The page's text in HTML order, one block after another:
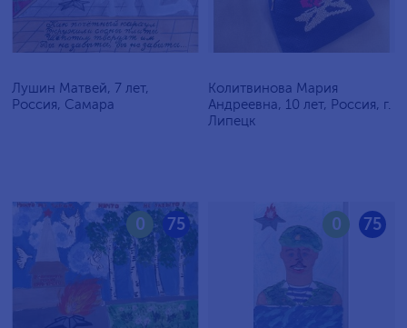
Лушин Матвей, 7 лет,
Россия, Самара
Колитвинова Мария
Андреевна, 10 лет, Россия, г.
Липецк
75
0 75
0